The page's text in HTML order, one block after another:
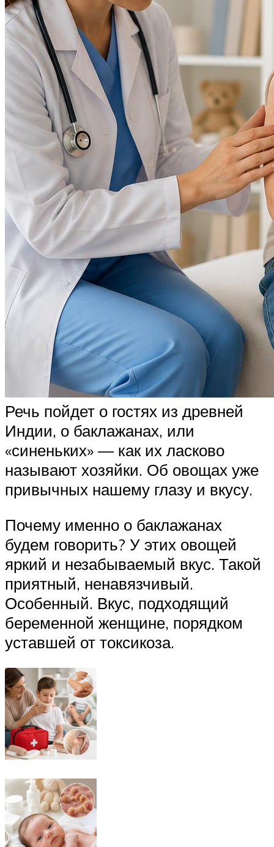
Речь пойдет о гостях из древней
Индии, о баклажанах, или
«синеньких» — как их ласково
называют хозяйки. Об овощах уже
привычных нашему глазу и вкусу.
Почему именно о баклажанах
будем говорить? У этих овощей
яркий и незабываемый вкус. Такой
приятный, ненавязчивый.
Особенный. Вкус, подходящий
беременной женщине, порядком
уставшей от токсикоза.